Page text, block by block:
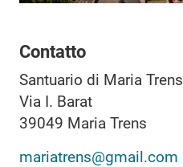
Contatto
Santuario di Maria Trens
Via I. Barat
39049 Maria Trens
mariatrens@gmail.com